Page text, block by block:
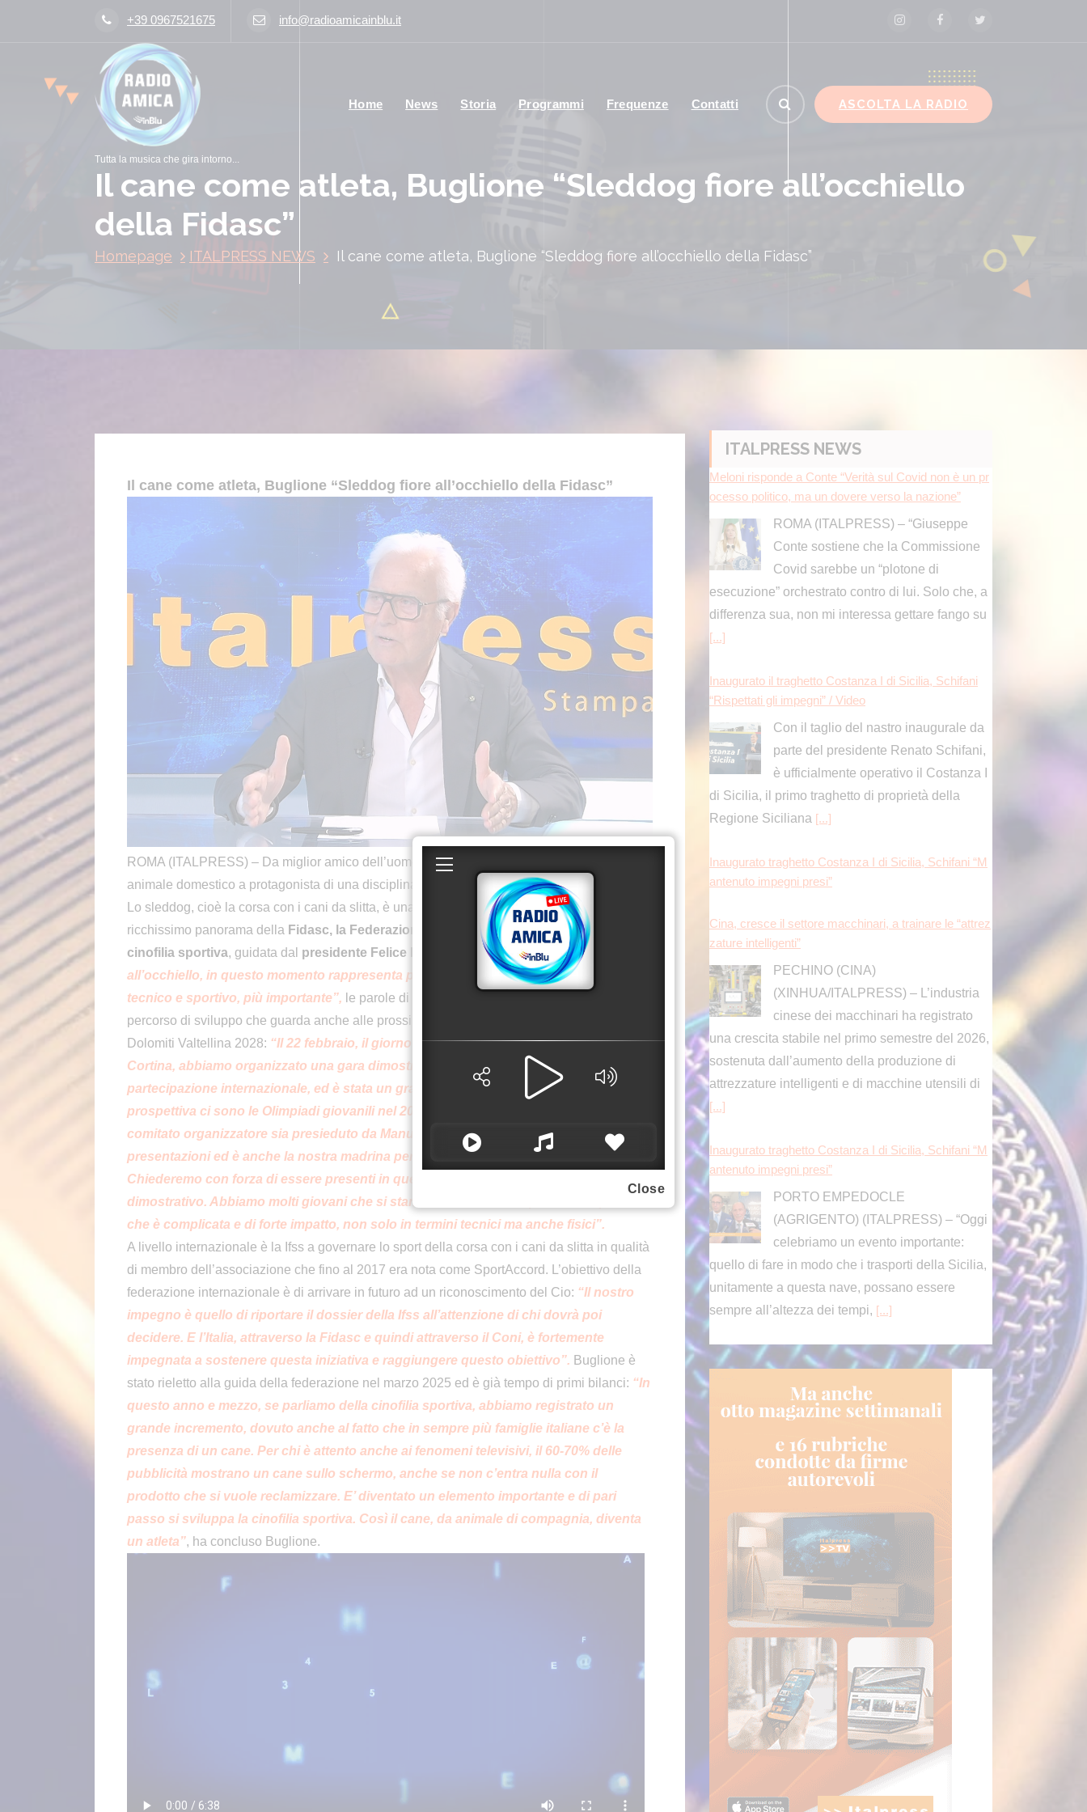
+39 0967521675 info@radioamicainblu.it
Tutta la musica che gira intorno...
Home News Storia Programmi Frequenze Contatti ASCOLTA LA RADIO
Il cane come atleta, Buglione “Sleddog fiore all’occhiello
della Fidasc”
Homepage ITALPRESS NEWS Il cane come atleta, Buglione “Sleddog fiore all’occhiello della Fidasc”
Il cane come atleta, Buglione “Sleddog fiore all’occhiello della Fidasc”
ROMA (ITALPRESS) – Da miglior amico dell’uomo ad atleta a tutti gli effetti. Da fedele
animale domestico a protagonista di una disciplina in costante crescita, in Italia e all’estero.
Lo sleddog, cioè la corsa con i cani da slitta, è una disciplina sempre più centrale nel
ricchissimo panorama della Fidasc, la Federazione italiana discipline armi sportive e
cinofilia sportiva, guidata dal presidente Felice Buglione.
“E’ il nostro fiore
all’occhiello, in questo momento rappresenta per noi l’impegno politico, oltre che
tecnico e sportivo, più importante”, le parole di Buglione in un’intervista all’Italpress. Un
percorso di sviluppo che guarda anche alle prossime Olimpiadi giovanili invernali di
Dolomiti Valtellina 2028: “Il 22 febbraio, il giorno della chiusura dei Giochi di Milano
Cortina, abbiamo organizzato una gara dimostrativa di sleddog, con una
partecipazione internazionale, ed è stata un grande successo
– ha ricordato -.
In
prospettiva ci sono le Olimpiadi giovanili nel 2028 e abbiamo anche la fortuna che il
comitato organizzatore sia presieduto da Manuela Di Centa, che non ha bisogno di
presentazioni ed è anche la nostra madrina per quanto riguarda questa disciplina.
Chiederemo con forza di essere presenti in questa kermesse olimpica come sport
dimostrativo. Abbiamo molti giovani che si stanno avvicinando a questa disciplina
che è complicata e di forte impatto, non solo in termini tecnici ma anche fisici”.
A livello internazionale è la Ifss a governare lo sport della corsa con i cani da slitta in qualità
di membro dell’associazione che fino al 2017 era nota come SportAccord. L’obiettivo della
federazione internazionale è di arrivare in futuro ad un riconoscimento del Cio: “Il nostro
impegno è quello di riportare il dossier della Ifss all’attenzione di chi dovrà poi
decidere. E l’Italia, attraverso la Fidasc e quindi attraverso il Coni, è fortemente
impegnata a sostenere questa iniziativa e raggiungere questo obiettivo”. Buglione è
stato rieletto alla guida della federazione nel marzo 2025 ed è già tempo di primi bilanci: “In
questo anno e mezzo, se parliamo della cinofilia sportiva, abbiamo registrato un
grande incremento, dovuto anche al fatto che in sempre più famiglie italiane c’è la
presenza di un cane. Per chi è attento anche ai fenomeni televisivi, il 60-70% delle
pubblicità mostrano un cane sullo schermo, anche se non c’entra nulla con il
prodotto che si vuole reclamizzare. E’ diventato un elemento importante e di pari
passo si sviluppa la cinofilia sportiva. Così il cane, da animale di compagnia, diventa
un atleta”, ha concluso Buglione.
ITALPRESS NEWS
Inaugurato il traghetto Costanza I di Sicilia, Schifani
“Rispettati gli impegni” / Video
Con il taglio del nastro inaugurale da
parte del presidente Renato Schifani,
è ufficialmente operativo il Costanza I
di Sicilia, il primo traghetto di proprietà della
Regione Siciliana[...]
antenuto impegni presi”
Cina, cresce il settore macchinari, a trainare le “attrez
zature intelligenti”
PECHINO (CINA)
(XINHUA/ITALPRESS) – L’industria
cinese dei macchinari ha registrato
sostenuta dall’aumento della produzione di
attrezzature intelligenti e di macchine utensili di
Inaugurato traghetto Costanza I di Sicilia, Schifani “M
antenuto impegni presi”
PORTO EMPEDOCLE
(AGRIGENTO) (ITALPRESS) – “Oggi
celebriamo un evento importante:
quello di fare in modo che i trasporti della Sicilia,
unitamente a questa nave, possano essere
sempre all’altezza dei tempi,
Close